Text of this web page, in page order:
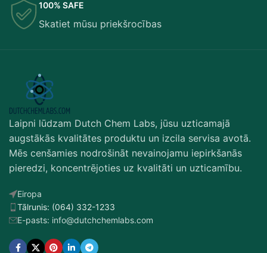
100% SAFE
Skatiet mūsu priekšrocības
Laipni lūdzam Dutch Chem Labs, jūsu uzticamajā
augstākās kvalitātes produktu un izcila servisa avotā.
Mēs cenšamies nodrošināt nevainojamu iepirkšanās
pieredzi, koncentrējoties uz kvalitāti un uzticamību.
Eiropa
Tālrunis: (064) 332-1233
E-pasts: info@dutchchemlabs.com